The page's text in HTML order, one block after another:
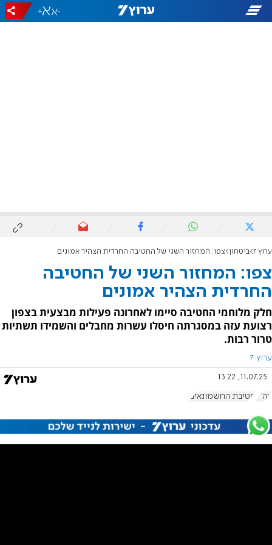
-
+
ערוץ 7 ביטחון צפו: המחזור השני של החטיבה החרדית הצהיר אמונים
צפו: המחזור השני של החטיבה
החרדית הצהיר אמונים
חלק מלוחמי החטיבה סיימו לאחרונה פעילות מבצעית בצפון
רצועת עזה במסגרתה חיסלו עשרות מחבלים והשמידו תשתיות
טרור רבות.
ערוץ 7
11.07.25, 13:22
צה"ל חטיבת החשמונאים